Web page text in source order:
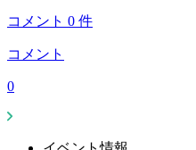
コメント 0 件
コメント
0